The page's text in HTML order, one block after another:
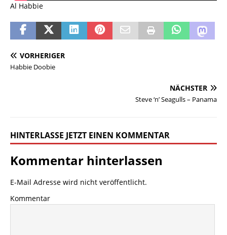
Al Habbie
VORHERIGER
Habbie Doobie
NÄCHSTER
Steve ‘n’ Seagulls – Panama
HINTERLASSE JETZT EINEN KOMMENTAR
Kommentar hinterlassen
E-Mail Adresse wird nicht veröffentlicht.
Kommentar